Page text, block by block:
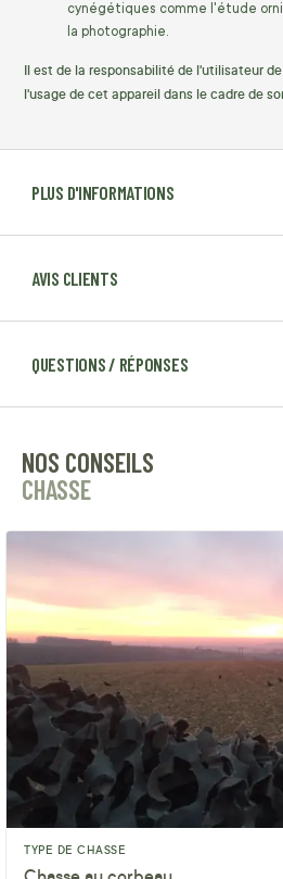
PLUS D'INFORMATIONS
AVIS CLIENTS
QUESTIONS / RÉPONSES
cynégétiques comme l'étude
la photographie.
Il est de la responsabilité de l'utilisateur
l'usage de cet appareil dans le cadre de
NOS CONSEILS
CHASSE
TYPE DE CHASSE